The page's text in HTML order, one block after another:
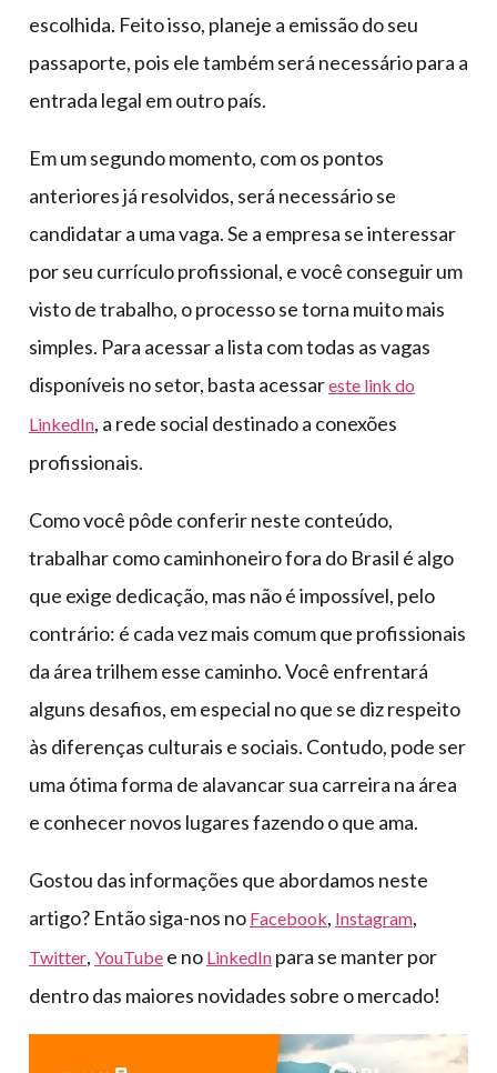
escolhida. Feito isso, planeje a emissão do seu
passaporte, pois ele também será necessário para a
entrada legal em outro país.
Em um segundo momento, com os pontos
anteriores já resolvidos, será necessário se
candidatar a uma vaga. Se a empresa se interessar
por seu currículo profissional, e você conseguir um
visto de trabalho, o processo se torna muito mais
simples. Para acessar a lista com todas as vagas
disponíveis no setor, basta acessareste link do
LinkedIn, a rede social destinado a conexões
profissionais.
Como você pôde conferir neste conteúdo,
trabalhar como caminhoneiro fora do Brasil é algo
que exige dedicação, mas não é impossível, pelo
contrário: é cada vez mais comum que profissionais
da área trilhem esse caminho. Você enfrentará
alguns desafios, em especial no que se diz respeito
às diferenças culturais e sociais. Contudo, pode ser
uma ótima forma de alavancar sua carreira na área
e conhecer novos lugares fazendo o que ama.
Gostou das informações que abordamos neste
artigo? Então siga-nos no Facebook, Instagram,
Twitter, YouTube e no LinkedIn para se manter por
dentro das maiores novidades sobre o mercado!